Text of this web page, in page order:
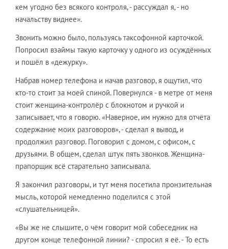
кем угодно без всякого контроля, - рассуждал я, - но
начальству виднее».
Звонить можно было, пользуясь таксофонной карточкой.
Попросил взаймы такую карточку у одного из осуждённых
и пошёл в «дежурку».
Набрав номер телефона и начав разговор, я ощутил, что
кто-то стоит за моей спиной. Повернулся - в метре от меня
стоит женщина-контролёр с блокнотом и ручкой и
записывает, что я говорю. «Наверное, им нужно для отчёта
содержание моих разговоров», - сделал я вывод, и
продолжил разговор. Поговорил с домом, с офисом, с
друзьями. В общем, сделал штук пять звонков. Женщина-
прапорщик всё старательно записывала.
Я закончил разговоры, и тут меня посетила пронзительная
мысль, которой немедленно поделился с этой
«слушательницей».
«Вы же не слышите, о чём говорит мой собеседник на
другом конце телефонной линии? - спросил я её. - То есть